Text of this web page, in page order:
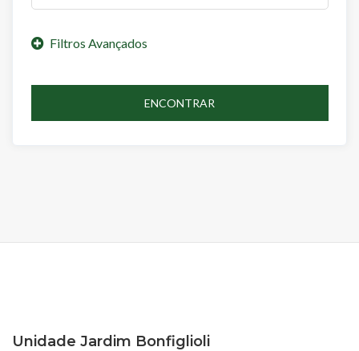
ENCONTRAR
Unidade Jardim Bonfiglioli